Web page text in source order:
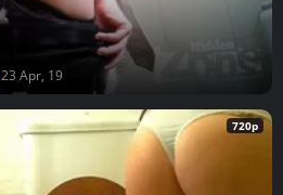
23 Apr, 19
720p